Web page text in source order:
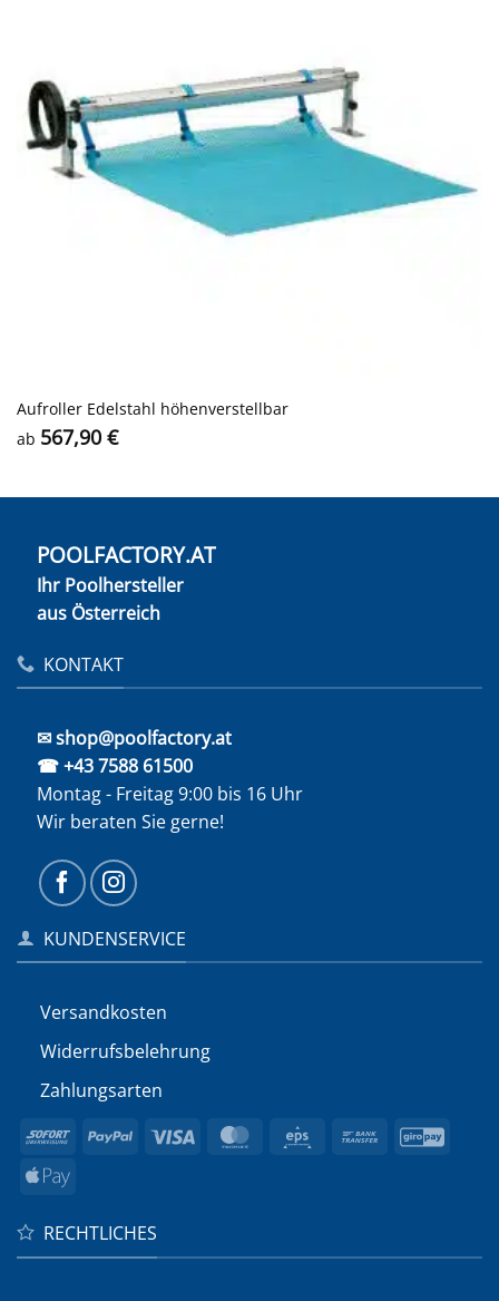
Aufroller Edelstahl höhenverstellbar
ab 567,90 €
POOLFACTORY.AT
Ihr Poolhersteller
aus Österreich
KONTAKT
✉ shop@poolfactory.at
☎ +43 7588 61500
Montag - Freitag 9:00 bis 16 Uhr
Wir beraten Sie gerne!
KUNDENSERVICE
Versandkosten
Widerrufs­belehrung
Zahlungsarten
Sofort PayPal Visa MasterCard
Eps
Bank
Apple
RECHTLICHES